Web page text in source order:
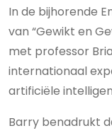
In de bijhorende
van “Gewikt en
met professor
internationaal
artificiële
Barry benadrukt